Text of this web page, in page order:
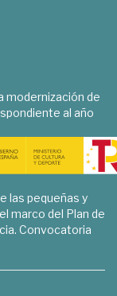
modernización de
al año
las pequeñas y
marco del Plan de
Convocatoria